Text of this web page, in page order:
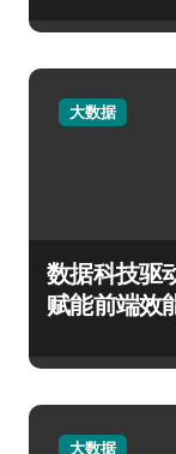
大数据
数据科技驱
赋能前端效
大数据